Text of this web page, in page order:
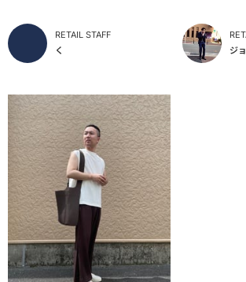
RETAIL STAFF
く
ジ